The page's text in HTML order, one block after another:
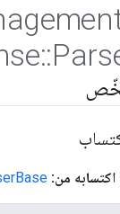
::
اكتسابه من: